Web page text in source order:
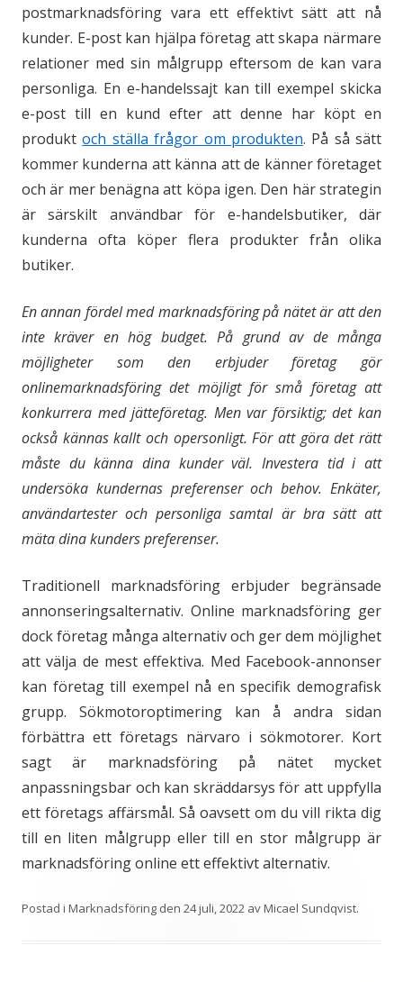
postmarknadsföring vara ett effektivt sätt att nå
kunder. E-post kan hjälpa företag att skapa närmare
relationer med sin målgrupp eftersom de kan vara
personliga. En e-handelssajt kan till exempel skicka
e-post till en kund efter att denne har köpt en
produktoch ställa frågor om produkten. På så sätt
kommer kunderna att känna att de känner företaget
och är mer benägna att köpa igen. Den här strategin
är särskilt användbar för e-handelsbutiker, där
kunderna ofta köper flera produkter från olika
butiker.
En annan fördel med marknadsföring på nätet är att den
inte kräver en hög budget. På grund av de många
möjligheter som den erbjuder företag gör
onlinemarknadsföring det möjligt för små företag att
konkurrera med jätteföretag. Men var försiktig; det kan
också kännas kallt och opersonligt. För att göra det rätt
måste du känna dina kunder väl. Investera tid i att
undersöka kundernas preferenser och behov. Enkäter,
användartester och personliga samtal är bra sätt att
mäta dina kunders preferenser.
Traditionell marknadsföring erbjuder begränsade
annonseringsalternativ. Online marknadsföring ger
dock företag många alternativ och ger dem möjlighet
att välja de mest effektiva. Med Facebook-annonser
kan företag till exempel nå en specifik demografisk
grupp. Sökmotoroptimering kan å andra sidan
förbättra ett företags närvaro i sökmotorer. Kort
sagt är marknadsföring på nätet mycket
anpassningsbar och kan skräddarsys för att uppfylla
ett företags affärsmål. Så oavsett om du vill rikta dig
till en liten målgrupp eller till en stor målgrupp är
marknadsföring online ett effektivt alternativ.
Postad i Marknadsföring den 24 juli, 2022 avMicael Sundqvist.